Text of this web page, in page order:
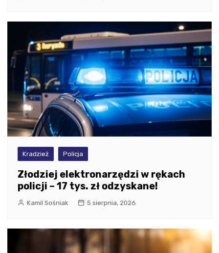
Kradzież Policja
Złodziej elektronarzędzi w rękach
policji – 17 tys. zł odzyskane!
Kamil Sośniak 5 sierpnia, 2026